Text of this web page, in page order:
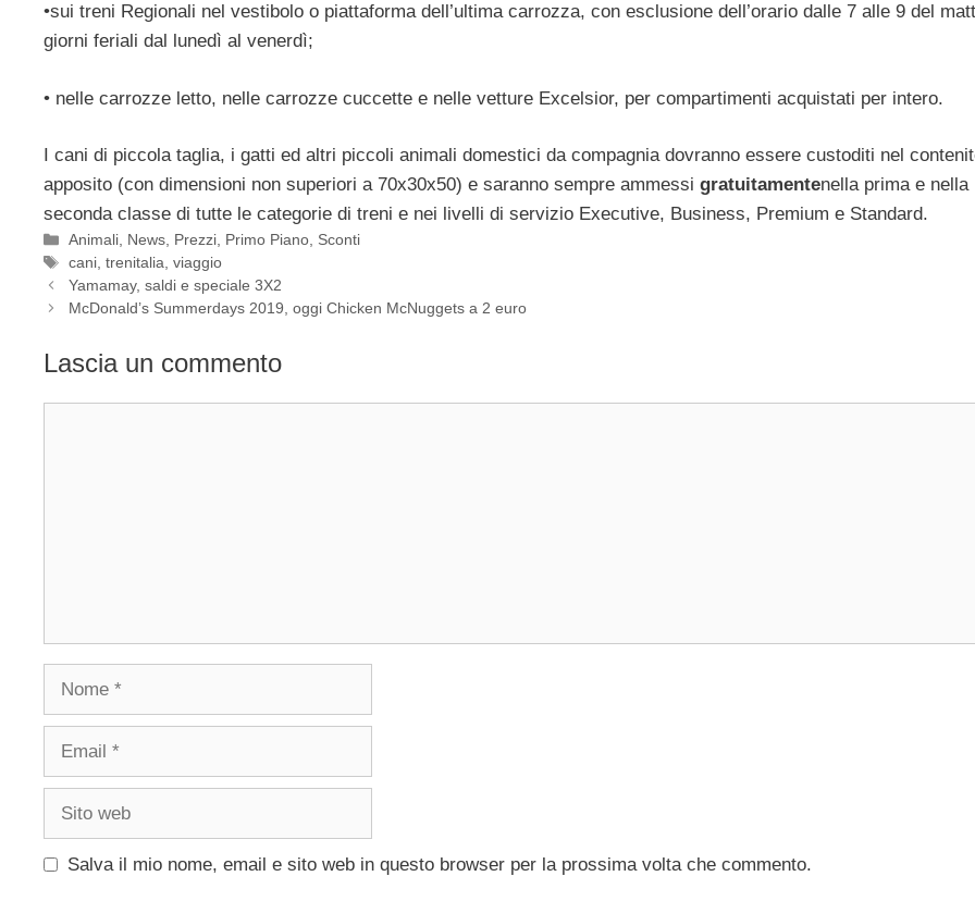
•sui treni Regionali nel vestibolo o piattaforma dell’ultima carrozza, con esclusione dell’orario dalle 7 alle 9 del
giorni feriali dal lunedì al venerdì;
• nelle carrozze letto, nelle carrozze cuccette e nelle vetture Excelsior, per compartimenti acquistati per intero.
I cani di piccola taglia, i gatti ed altri piccoli animali domestici da compagnia dovranno essere custoditi nel
apposito (con dimensioni non superiori a 70x30x50) e saranno sempre ammessi gratuitamentenella prima e nella
seconda classe di tutte le categorie di treni e nei livelli di servizio Executive, Business, Premium e Standard.
Categorie
Animali, News, Prezzi, Primo Piano, Sconti
Tag
cani,trenitalia,viaggio
Yamamay, saldi e speciale 3X2
McDonald’s Summerdays 2019, oggi Chicken McNuggets a 2 euro
Lascia un commento
Salva il mio nome, email e sito web in questo browser per la prossima volta che commento.